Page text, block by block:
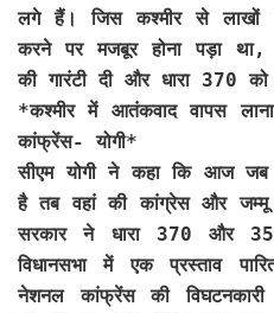
लगे हैं। जिस कश्मीर से लाखों
करने पर मजबूर होना पड़ा था,
की गारंटी दी और धारा 370 को
*कश्मीर में आतंकवाद वापस
कांफ्रेंस- योगी*
सीएम योगी ने कहा कि आज जब
है तब वहां की कांग्रेस और
सरकार ने धारा 370 और
विधानसभा में एक प्रस्ताव
नेशनल कांफ्रेंस की विघटनकारी